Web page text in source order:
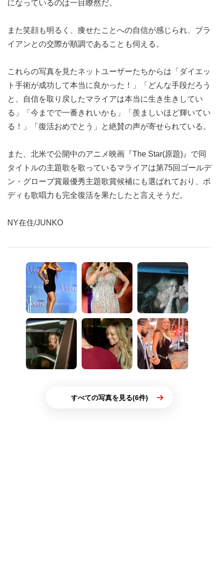
になっているのは一目瞭然だ。
また笑顔も明るく、痩せたことへの自信が感じられ、ブラ
イアンとの交際が順調であることも伺える。
これらの写真を見たネットユーザーたちからは「ダイエッ
ト手術が成功して本当に良かった！」「どんな手段だろう
と、自信を取り戻したマライアは本当に生き生きしてい
る」「今までで一番きれいかも」「羨ましいほど輝いてい
る！」「復活おめでとう」と絶賛の声が寄せられている。
また、北米で公開中のアニメ映画『The Star(原題)』で同
タイトルの主題歌を歌っているマライアは第75回ゴールデ
ン・グローブ賞最優秀主題歌賞候補にも選ばれており、ボ
ディも歌唱力も完全復活を果たしたと言えそうだ。
NY在住/JUNKO
すべての写真を見る(6件)